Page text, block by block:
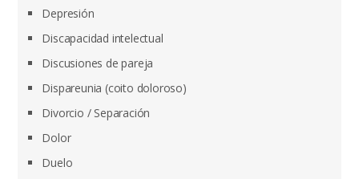
Depresión
Discapacidad intelectual
Discusiones de pareja
Dispareunia (coito doloroso)
Divorcio / Separación
Dolor
Duelo